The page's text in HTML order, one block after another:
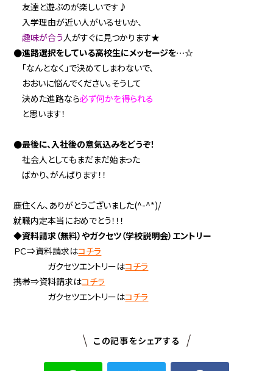
友達と遊ぶのが楽しいです♪
入学理由が近い人がいるせいか、
趣味が合う人がすぐに見つかります★
●進路選択をしている高校生にメッセージを…☆
「なんとなく」で決めてしまわないで、
おおいに悩んでください。そうして
決めた進路なら必ず何かを得られる
と思います！
●最後に、入社後の意気込みをどうぞ！
社会人としてもまだまだ始まった
ばかり、がんばります！！
鹿住くん、ありがとうございました(^-^*)/
就職内定本当におめでとう！！！
◆資料請求（無料）やガクセツ（学校説明会）エントリー
ＰＣ⇒資料請求はコチラ
ガクセツエントリーはコチラ
携帯⇒資料請求はコチラ
ガクセツエントリーはコチラ
この記事をシェアする